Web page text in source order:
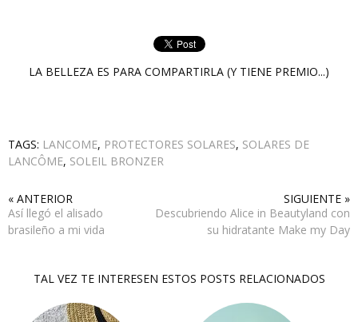
LA BELLEZA ES PARA COMPARTIRLA (Y TIENE PREMIO...)
TAGS: LANCOME, PROTECTORES SOLARES, SOLARES DE
LANCÔME, SOLEIL BRONZER
« ANTERIOR
Así llegó el alisado
brasileño a mi vida
SIGUIENTE »
Descubriendo Alice in Beautyland con
su hidratante Make my Day
TAL VEZ TE INTERESEN ESTOS POSTS RELACIONADOS